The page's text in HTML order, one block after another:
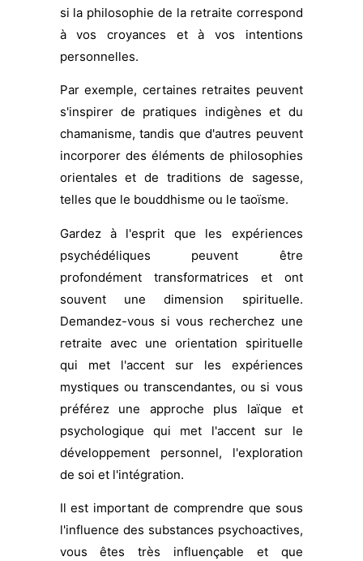
si la philosophie de la retraite correspond
à vos croyances et à vos intentions
personnelles.
Par exemple, certaines retraites peuvent
s'inspirer de pratiques indigènes et du
chamanisme, tandis que d'autres peuvent
incorporer des éléments de philosophies
orientales et de traditions de sagesse,
telles que le bouddhisme ou le taoïsme.
Gardez à l'esprit que les expériences
psychédéliques peuvent être
profondément transformatrices et ont
souvent une dimension spirituelle.
Demandez-vous si vous recherchez une
retraite avec une orientation spirituelle
qui met l'accent sur les expériences
mystiques ou transcendantes, ou si vous
préférez une approche plus laïque et
psychologique qui met l'accent sur le
développement personnel, l'exploration
de soi et l'intégration.
Il est important de comprendre que sous
l'influence des substances psychoactives,
vous êtes très influençable et que